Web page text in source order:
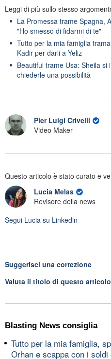
Leggi di più sullo stesso
La Promessa trame Spagna,
"Ho smesso di fidarmi di te"
Tutto per la mia famiglia
Kadir per darli a Yeliz
Beautiful trame Usa: Sheila
chiederle una possibilità
Pier Luigi Crivelli
Video Maker
Questo articolo è stato curato e
Lucia Melas
Revisore della news
Segui Lucia su Linkedin
Suggerisci una correzione
Valuta il titolo di questo articolo
Blasting News consiglia
Tutto per la mia famiglia,
Orhan e scappa con i soldi